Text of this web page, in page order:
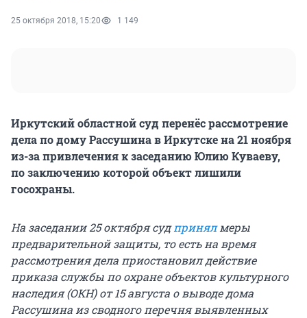
25 октября 2018, 15:20 1 149
Иркутский областной суд перенёс рассмотрение
дела по дому Рассушина в Иркутске на 21 ноября
из-за привлечения к заседанию Юлию Куваеву,
по заключению которой объект лишили
госохраны.
На заседании 25 октября судпринялмеры
предварительной защиты, то есть на время
рассмотрения дела приостановил действие
приказа службы по охране объектов культурного
наследия (ОКН) от 15 августа о выводе дома
Рассушина из сводного перечня выявленных